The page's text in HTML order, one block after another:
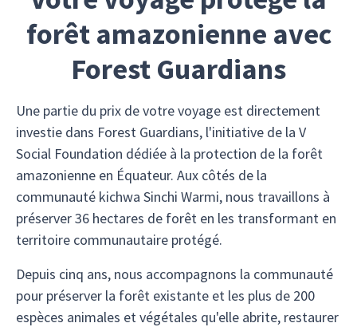
forêt amazonienne avec
Forest Guardians
Une partie du prix de votre voyage est directement
investie dans Forest Guardians, l'initiative de la V
Social Foundation dédiée à la protection de la forêt
amazonienne en Équateur. Aux côtés de la
communauté kichwa Sinchi Warmi, nous travaillons à
préserver 36 hectares de forêt en les transformant en
territoire communautaire protégé.
Depuis cinq ans, nous accompagnons la communauté
pour préserver la forêt existante et les plus de 200
espèces animales et végétales qu'elle abrite, restaurer